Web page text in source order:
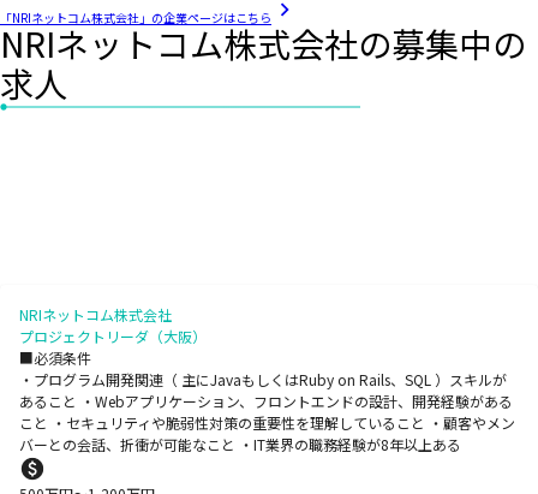
「NRIネットコム株式会社」の企業ページはこちら
NRIネットコム株式会社の募集中の
求人
NRIネットコム株式会社
プロジェクトリーダ（大阪）
■必須条件
・プログラム開発関連（ 主にJavaもしくはRuby on Rails、SQL ）スキルが
あること ・Webアプリケーション、フロントエンドの設計、開発経験がある
こと ・セキュリティや脆弱性対策の重要性を理解していること ・顧客やメン
バーとの会話、折衝が可能なこと ・IT業界の職務経験が8年以上ある